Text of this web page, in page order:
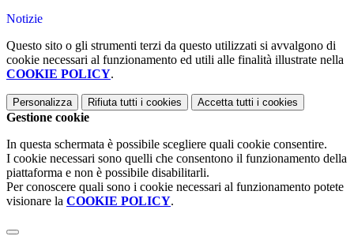
Notizie
Questo sito o gli strumenti terzi da questo utilizzati si avvalgono di
cookie necessari al funzionamento ed utili alle finalità illustrate nella
COOKIE POLICY.
Personalizza Rifiuta tutti i cookies Accetta tutti i cookies
Gestione cookie
In questa schermata è possibile scegliere quali cookie consentire.
I cookie necessari sono quelli che consentono il funzionamento della
piattaforma e non è possibile disabilitarli.
Per conoscere quali sono i cookie necessari al funzionamento potete
visionare la COOKIE POLICY.